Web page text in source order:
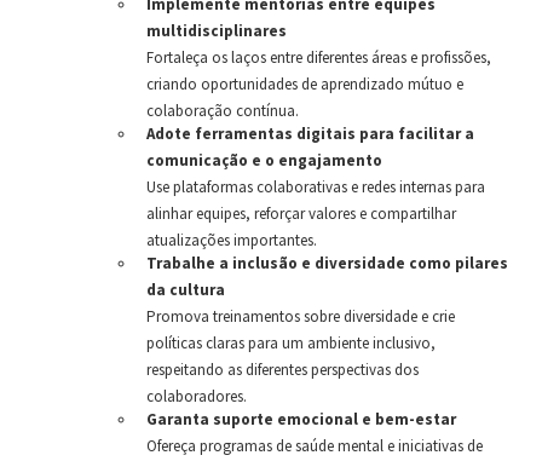
Implemente mentorias entre equipes
multidisciplinares
Fortaleça os laços entre diferentes áreas e profissões,
criando oportunidades de aprendizado mútuo e
colaboração contínua.
Adote ferramentas digitais para facilitar a
comunicação e o engajamento
Use plataformas colaborativas e redes internas para
alinhar equipes, reforçar valores e compartilhar
atualizações importantes.
Trabalhe a inclusão e diversidade como pilares
da cultura
Promova treinamentos sobre diversidade e crie
políticas claras para um ambiente inclusivo,
respeitando as diferentes perspectivas dos
colaboradores.
Garanta suporte emocional e bem-estar
Ofereça programas de saúde mental e iniciativas de